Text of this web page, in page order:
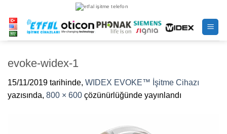
atla
evoke-widex-1
15/11/2019 tarihinde, WIDEX EVOKE™ İşitme Cihazı
yazısında, 800 × 600 çözünürlüğünde yayınlandı